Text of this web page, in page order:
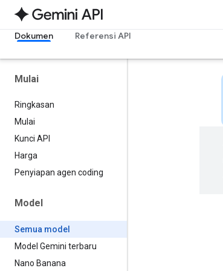
Dokumen Referensi API
Mulai
Ringkasan
Mulai
Kunci API
Harga
Penyiapan agen coding
Model
Semua model
Model Gemini terbaru
Nano Banana